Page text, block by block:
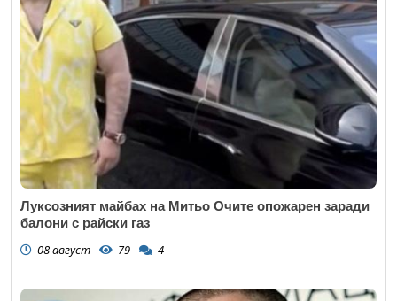
Луксозният майбах на Митьо Очите опожарен заради
балони с райски газ
08 август 79 4